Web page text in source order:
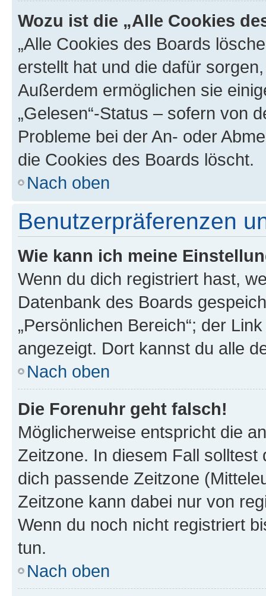
Wozu ist die „Alle Cookies
„Alle Cookies des Boards
erstellt hat und die dafür
Außerdem ermöglichen sie
„Gelesen“-Status – sofern von
Probleme bei der An- oder
die Cookies des Boards löscht.
Nach oben
Benutzerpräferenzen
Wie kann ich meine
Wenn du dich registriert hast,
Datenbank des Boards
„Persönlichen Bereich“; der
angezeigt. Dort kannst du alle
Nach oben
Die Forenuhr geht falsch!
Möglicherweise entspricht die
Zeitzone. In diesem Fall solltest
dich passende Zeitzone
Zeitzone kann dabei nur von
Wenn du noch nicht registriert
tun.
Nach oben